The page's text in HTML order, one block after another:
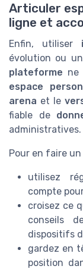
Articuler
ligne et
Enfin, utiliser
évolution ou
plateforme ne
espace
arena et le
fiable de
administratives.
Pour en faire
utilisez
compte
croisez ce
conseils
dispositifs
gardez en
position